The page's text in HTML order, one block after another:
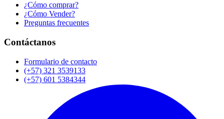
¿Cómo comprar?
¿Cómo Vender?
Preguntas frecuentes
Contáctanos
Formulario de contacto
(+57) 321 3539133
(+57) 601 5384344